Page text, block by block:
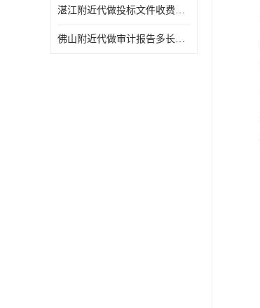
湛江附近代做投标文件收费标准 投标书怎么做
佛山附近代做审计报告多长时间做好 标书打印封装